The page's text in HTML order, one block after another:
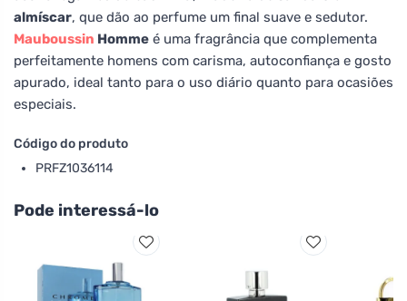
almíscar, que dão ao perfume um final suave e sedutor.
Mauboussin Homme é uma fragrância que complementa
perfeitamente homens com carisma, autoconfiança e gosto
apurado, ideal tanto para o uso diário quanto para ocasiões
especiais.
Código do produto
PRFZ1036114
Pode interessá-lo